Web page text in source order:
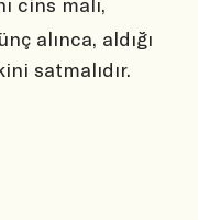
alınca, aldığı
satmalıdır.